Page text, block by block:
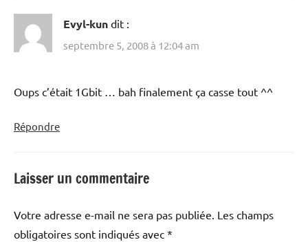
Evyl-kun dit :
septembre 5, 2008 à 12:04 am
Oups c’était 1Gbit … bah finalement ça casse tout ^^
Répondre
Laisser un commentaire
Votre adresse e-mail ne sera pas publiée. Les champs
obligatoires sont indiqués avec *